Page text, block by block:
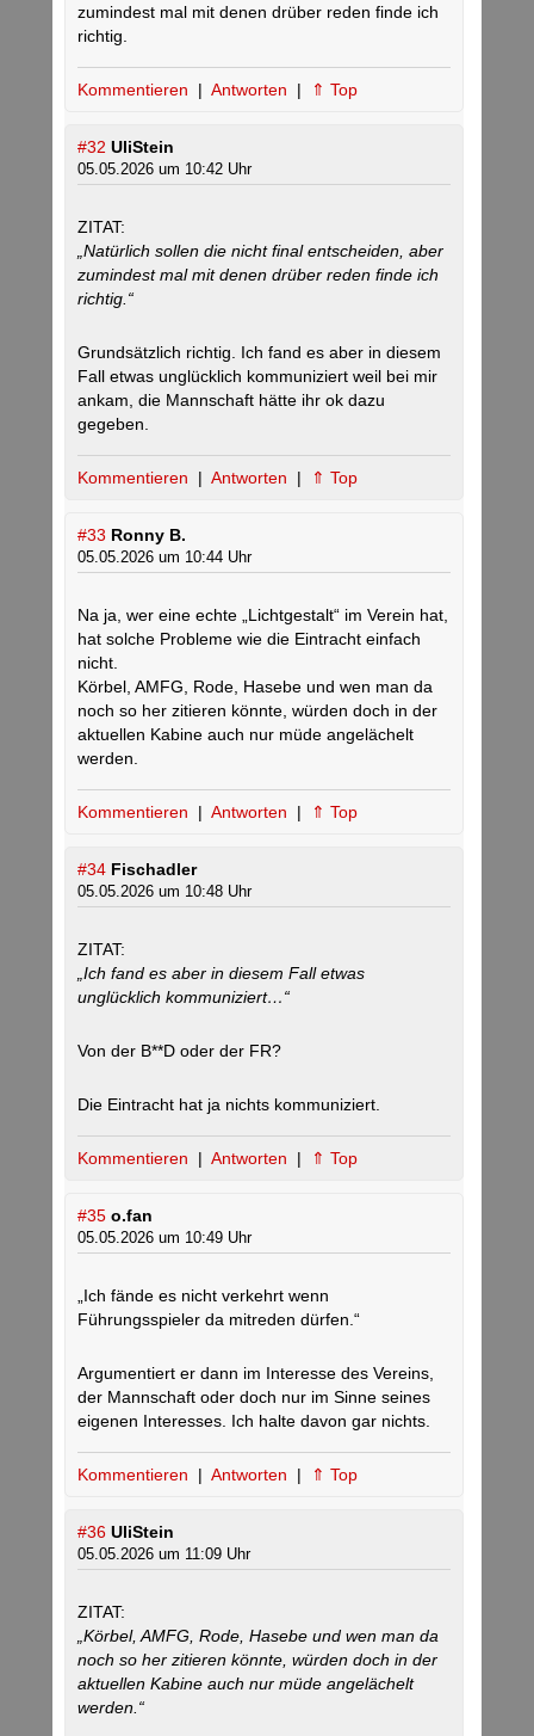
zumindest mal mit denen drüber reden finde ich
richtig.
Kommentieren | Antworten | ⇑ Top
#32 UliStein
05.05.2026 um 10:42 Uhr
ZITAT:
„Natürlich sollen die nicht final entscheiden, aber
zumindest mal mit denen drüber reden finde ich
richtig.“
Grundsätzlich richtig. Ich fand es aber in diesem
Fall etwas unglücklich kommuniziert weil bei mir
ankam, die Mannschaft hätte ihr ok dazu
gegeben.
Kommentieren | Antworten | ⇑ Top
#33 Ronny B.
05.05.2026 um 10:44 Uhr
Na ja, wer eine echte „Lichtgestalt“ im Verein hat,
hat solche Probleme wie die Eintracht einfach
nicht.
Körbel, AMFG, Rode, Hasebe und wen man da
noch so her zitieren könnte, würden doch in der
aktuellen Kabine auch nur müde angelächelt
werden.
Kommentieren | Antworten | ⇑ Top
#34 Fischadler
05.05.2026 um 10:48 Uhr
ZITAT:
„Ich fand es aber in diesem Fall etwas
unglücklich kommuniziert…“
Von der B**D oder der FR?
Die Eintracht hat ja nichts kommuniziert.
Kommentieren | Antworten | ⇑ Top
#35 o.fan
05.05.2026 um 10:49 Uhr
„Ich fände es nicht verkehrt wenn
Führungsspieler da mitreden dürfen.“
Argumentiert er dann im Interesse des Vereins,
der Mannschaft oder doch nur im Sinne seines
eigenen Interesses. Ich halte davon gar nichts.
Kommentieren | Antworten | ⇑ Top
#36 UliStein
05.05.2026 um 11:09 Uhr
ZITAT:
„Körbel, AMFG, Rode, Hasebe und wen man da
noch so her zitieren könnte, würden doch in der
aktuellen Kabine auch nur müde angelächelt
werden.“